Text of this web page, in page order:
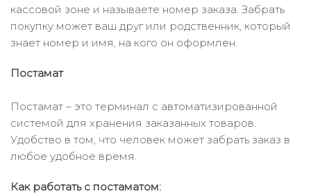
кассовой зоне и называете номер заказа. Забрать
покупку может ваш друг или родственник, который
знает номер и имя, на кого он оформлен.
Постамат
Постамат – это терминал с автоматизированной
системой для хранения заказанных товаров.
Удобство в том, что человек может забрать заказ в
любое удобное время.
Как работать с постаматом: